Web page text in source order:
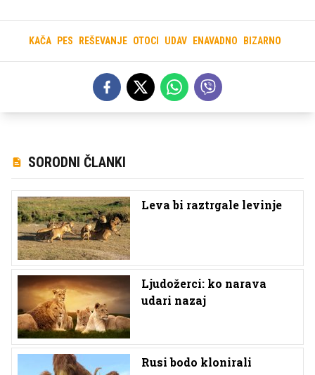
KAČA PES REŠEVANJE OTOCI UDAV ENAVADNO BIZARNO
SORODNI ČLANKI
Leva bi raztrgale levinje
Ljudožerci: ko narava
udari nazaj
Rusi bodo klonirali